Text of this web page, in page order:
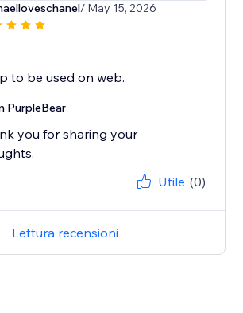
/ May 15, 2026
to be used on web.
PurpleBear
you for sharing your
Utile (0)
Lettura recensioni